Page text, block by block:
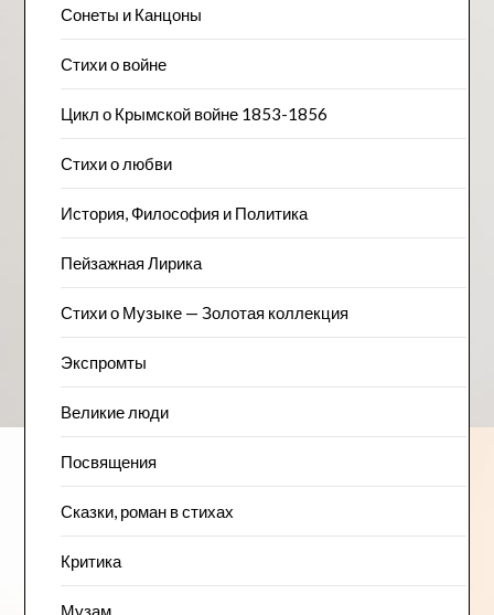
Сонеты и Канцоны
Стихи о войне
Цикл о Крымской войне 1853-1856
Стихи о любви
История, Философия и Политика
Пейзажна​я Лирика
Стихи о Музыке — Золотая коллекция
Экспромты
Великие люди
Посвящения
Сказки, роман в стихах
Критика
Музам